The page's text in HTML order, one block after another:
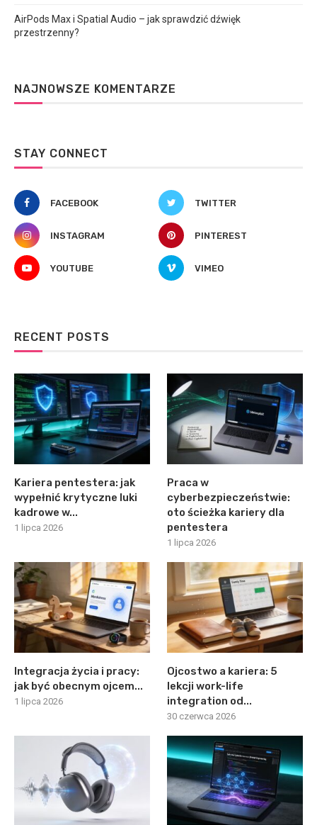
AirPods Max i Spatial Audio – jak sprawdzić dźwięk
przestrzenny?
NAJNOWSZE KOMENTARZE
STAY CONNECT
FACEBOOK TWITTER
INSTAGRAM PINTEREST
YOUTUBE VIMEO
RECENT POSTS
Kariera pentestera: jak
wypełnić krytyczne luki
kadrowe w...
1 lipca 2026
Praca w
cyberbezpieczeństwie:
oto ścieżka kariery dla
pentestera
1 lipca 2026
Integracja życia i pracy:
jak być obecnym ojcem...
1 lipca 2026
Ojcostwo a kariera: 5
lekcji work-life
integration od...
30 czerwca 2026